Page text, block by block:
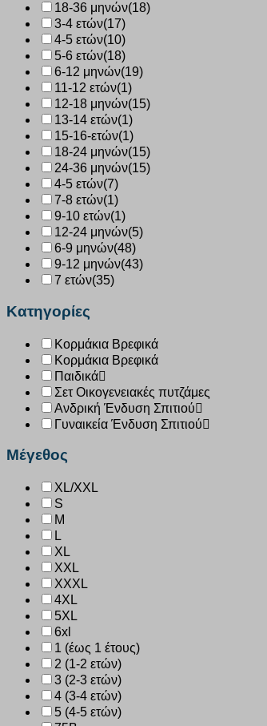
18-36 μηνών(18)
3-4 ετών(17)
4-5 ετών(10)
5-6 ετών(18)
6-12 μηνών(19)
11-12 ετών(1)
12-18 μηνών(15)
13-14 ετών(1)
15-16-ετών(1)
18-24 μηνών(15)
24-36 μηνών(15)
4-5 ετών(7)
7-8 ετών(1)
9-10 ετών(1)
12-24 μηνών(5)
6-9 μηνών(48)
9-12 μηνών(43)
7 ετών(35)
Κατηγορίες
Κορμάκια Βρεφικά
Κορμάκια Βρεφικά
Παιδικά
Σετ Οικογενειακές πυτζάμες
Ανδρική Ένδυση Σπιτιού
Γυναικεία Ένδυση Σπιτιού
Μέγεθος
XL/XXL
S
M
L
XL
XXL
XXXL
4XL
5XL
6xl
1 (έως 1 έτους)
2 (1-2 ετών)
3 (2-3 ετών)
4 (3-4 ετών)
5 (4-5 ετών)